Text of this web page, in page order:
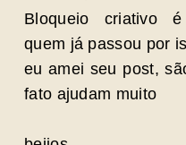
Bloqueio criativo
quem já passou por
eu amei seu post,
fato ajudam muito